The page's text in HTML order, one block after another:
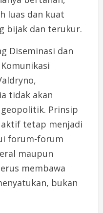
luas dan kuat
bijak dan terukur.
Diseminasi dan
tidak akan
Prinsip
tetap menjadi
forum-forum
maupun
membawa
bukan